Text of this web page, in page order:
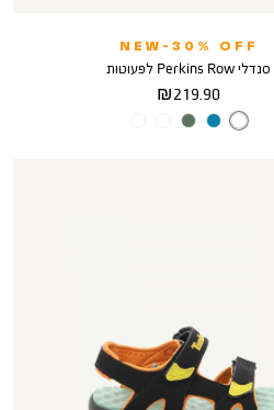
NEW-30% OFF
סנדלי Perkins Row לפעוטות
מחיר
מוצר
219.90 ₪
צבע
BLACK